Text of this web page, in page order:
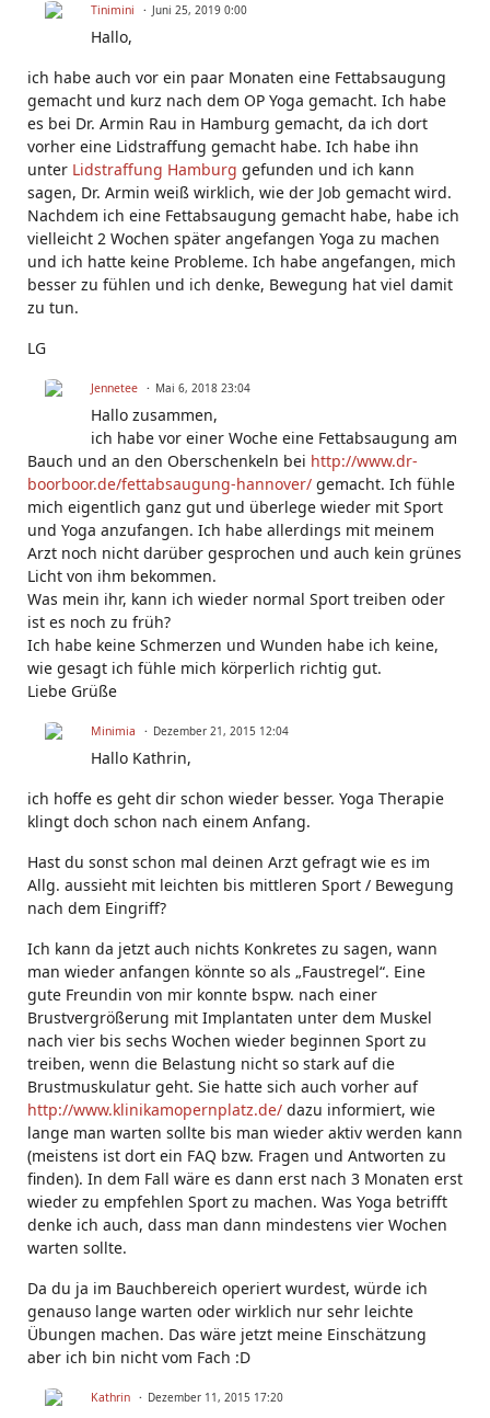
Tinimini Juni 25, 2019 0:00
Hallo,
ich habe auch vor ein paar Monaten eine Fettabsaugung
gemacht und kurz nach dem OP Yoga gemacht. Ich habe
es bei Dr. Armin Rau in Hamburg gemacht, da ich dort
vorher eine Lidstraffung gemacht habe. Ich habe ihn
unter Lidstraffung Hamburg gefunden und ich kann
sagen, Dr. Armin weiß wirklich, wie der Job gemacht wird.
Nachdem ich eine Fettabsaugung gemacht habe, habe ich
vielleicht 2 Wochen später angefangen Yoga zu machen
und ich hatte keine Probleme. Ich habe angefangen, mich
besser zu fühlen und ich denke, Bewegung hat viel damit
zu tun.
LG
Jennetee Mai 6, 2018 23:04
Hallo zusammen,
ich habe vor einer Woche eine Fettabsaugung am
Bauch und an den Oberschenkeln bei http://www.dr-
boorboor.de/fettabsaugung-hannover/ gemacht. Ich fühle
mich eigentlich ganz gut und überlege wieder mit Sport
und Yoga anzufangen. Ich habe allerdings mit meinem
Arzt noch nicht darüber gesprochen und auch kein grünes
Licht von ihm bekommen.
Was mein ihr, kann ich wieder normal Sport treiben oder
ist es noch zu früh?
Ich habe keine Schmerzen und Wunden habe ich keine,
wie gesagt ich fühle mich körperlich richtig gut.
Liebe Grüße
Minimia Dezember 21, 2015 12:04
Hallo Kathrin,
ich hoffe es geht dir schon wieder besser. Yoga Therapie
klingt doch schon nach einem Anfang.
Hast du sonst schon mal deinen Arzt gefragt wie es im
Allg. aussieht mit leichten bis mittleren Sport / Bewegung
nach dem Eingriff?
Ich kann da jetzt auch nichts Konkretes zu sagen, wann
man wieder anfangen könnte so als „Faustregel“. Eine
gute Freundin von mir konnte bspw. nach einer
Brustvergrößerung mit Implantaten unter dem Muskel
nach vier bis sechs Wochen wieder beginnen Sport zu
treiben, wenn die Belastung nicht so stark auf die
Brustmuskulatur geht. Sie hatte sich auch vorher auf
http://www.klinikamopernplatz.de/ dazu informiert, wie
lange man warten sollte bis man wieder aktiv werden kann
(meistens ist dort ein FAQ bzw. Fragen und Antworten zu
finden). In dem Fall wäre es dann erst nach 3 Monaten erst
wieder zu empfehlen Sport zu machen. Was Yoga betrifft
denke ich auch, dass man dann mindestens vier Wochen
warten sollte.
Da du ja im Bauchbereich operiert wurdest, würde ich
genauso lange warten oder wirklich nur sehr leichte
Übungen machen. Das wäre jetzt meine Einschätzung
aber ich bin nicht vom Fach :D
Kathrin Dezember 11, 2015 17:20